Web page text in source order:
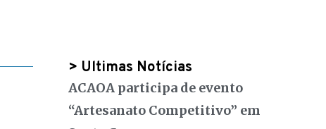
> Ultimas Notícias
ACAOA participa de evento
“Artesanato Competitivo” em